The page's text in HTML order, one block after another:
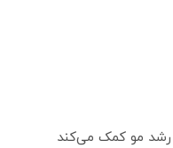
رشد مو کمک می‌کند